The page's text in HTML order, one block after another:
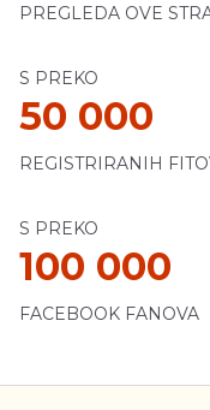
PREGLEDA OVE
S PREKO
50 000
REGISTRIRANIH
S PREKO
100 000
FACEBOOK FANOVA